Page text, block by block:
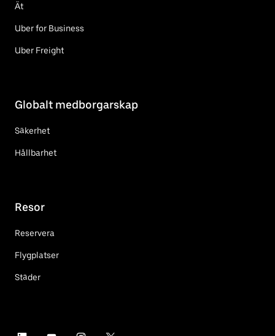
Ät
Uber for Business
Uber Freight
Globalt medborgarskap
Säkerhet
Hållbarhet
Resor
Reservera
Flygplatser
Städer